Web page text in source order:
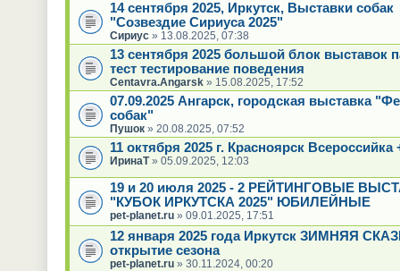
14 сентября 2025, Иркутск, Выставки собак
"Созвездие Сириуса 2025"
Сириус» 13.08.2025, 07:38
13 сентября 2025 большой блок выставок
тест тестирование поведения
Centavra.Angarsk» 15.08.2025, 17:52
07.09.2025 Ангарск, городская выставка
собак"
Пушок» 20.08.2025, 07:52
11 октября 2025 г. Красноярск Всероссийка
ИринаТ» 05.09.2025, 12:03
19 и 20 июля 2025 - 2 РЕЙТИНГОВЫЕ
"КУБОК ИРКУТСКА 2025" ЮБИЛЕЙНЫЕ
pet-planet.ru» 09.01.2025, 17:51
12 января 2025 года Иркутск ЗИМНЯЯ
открытие сезона
pet-planet.ru» 30.11.2024, 00:20